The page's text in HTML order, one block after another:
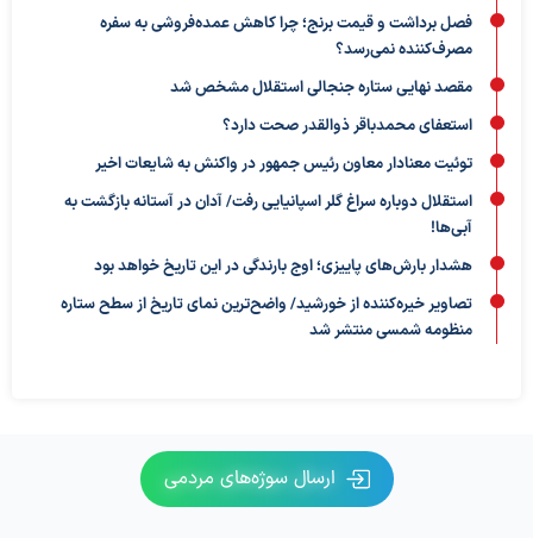
فصل برداشت و قیمت برنج؛ چرا کاهش عمده‌فروشی به سفره
مصرف‌کننده نمی‌رسد؟
مقصد نهایی ستاره جنجالی استقلال مشخص شد
استعفای محمدباقر ذوالقدر صحت دارد؟
توئیت معنادار معاون رئیس جمهور در واکنش به شایعات اخیر
استقلال دوباره سراغ گلر اسپانیایی رفت/ آدان در آستانه بازگشت به
آبی‌ها!
هشدار بارش‌های پاییزی؛ اوج بارندگی در این تاریخ خواهد بود
تصاویر خیره‌کننده از خورشید/ واضح‌ترین نمای تاریخ از سطح ستاره
منظومه شمسی منتشر شد
ارسال سوژه‌های مردمی